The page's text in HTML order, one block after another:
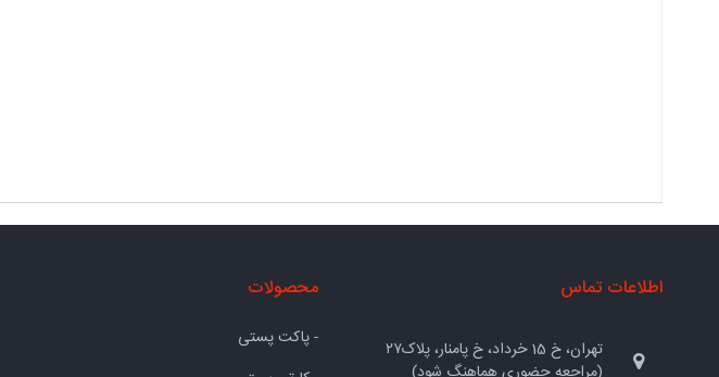
اطلاعات تماس
تهران، خ 15 خرداد، خ پامنار، پلاک۲۷
محصولات
- پاکت پستی